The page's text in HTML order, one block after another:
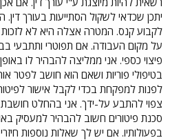
יתכן שכדאי לשקול הסתייעות בעורך
לקבוע קנס. המטרה אצלה היא לא
על מקום העבודה. אם תפוטרי ותתבעי
פיצוי כספי. אני ממליצה להבהיר לו
בטיפולי פוריות ושאם הוא חושב לפטר
לפנות למפקחת בכדי לקבל אישור
צפוי להתבע על-ידך. אני בהחלט
סכנת פיטורים חשוב להבהיר למעסיק
בפעולותיו. אם יש לך שאלות נוספות